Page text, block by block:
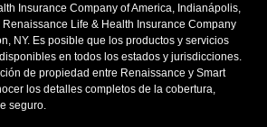
Insurance Company of America, Indianápolis,
Renaissance Life & Health Insurance Company
NY. Es posible que los productos y servicios
en todos los estados y jurisdicciones.
de propiedad entre Renaissance y Smart
los detalles completos de la cobertura,
seguro.